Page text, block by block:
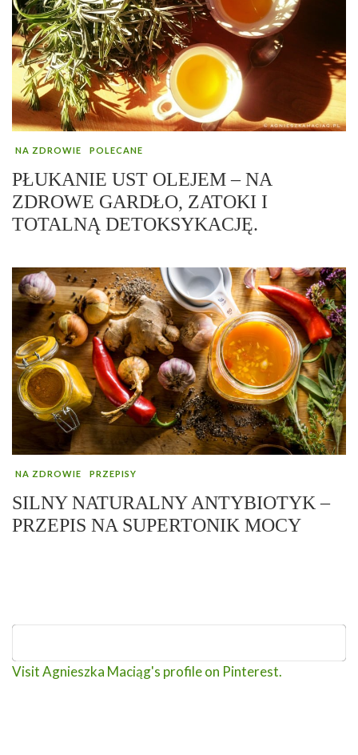
NA ZDROWIE POLECANE
PŁUKANIE UST OLEJEM – NA
ZDROWE GARDŁO, ZATOKI I
TOTALNĄ DETOKSYKACJĘ.
NA ZDROWIE PRZEPISY
SILNY NATURALNY ANTYBIOTYK –
PRZEPIS NA SUPERTONIK MOCY
Visit Agnieszka Maciąg's profile on Pinterest.